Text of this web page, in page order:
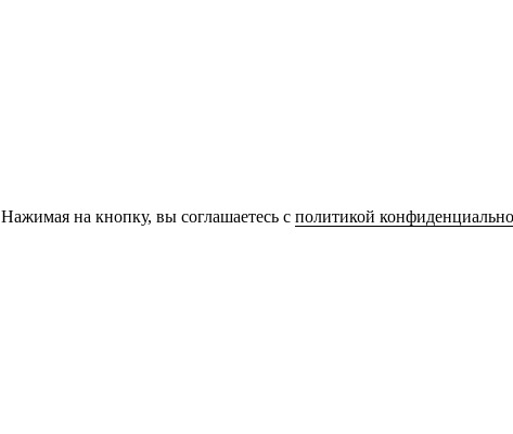
Нажимая на кнопку, вы соглашаетесь с политикой